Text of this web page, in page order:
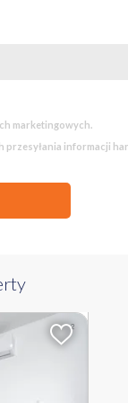
marketingowych.
przesyłania informacji
Cena za m2
123 PLN
Sternicza